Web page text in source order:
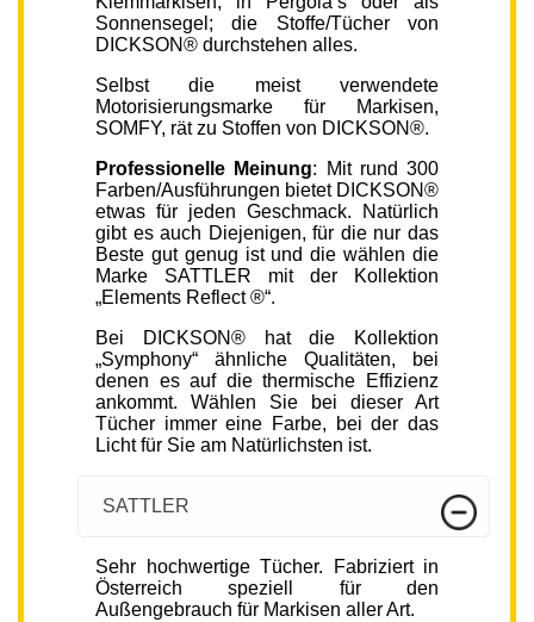
Sonnensegel; die Stoffe/Tücher von
DICKSON® durchstehen alles.
Selbst die meist verwendete
Motorisierungsmarke für Markisen,
SOMFY, rät zu Stoffen von DICKSON®.
Professionelle Meinung: Mit rund 300
Farben/Ausführungen bietet DICKSON®
etwas für jeden Geschmack. Natürlich
gibt es auch Diejenigen, für die nur das
Beste gut genug ist und die wählen die
Marke SATTLER mit der Kollektion
„Elements Reflect ®“.
Bei DICKSON® hat die Kollektion
„Symphony“ ähnliche Qualitäten, bei
denen es auf die thermische Effizienz
ankommt. Wählen Sie bei dieser Art
Tücher immer eine Farbe, bei der das
Licht für Sie am Natürlichsten ist.
SATTLER
Sehr hochwertige Tücher. Fabriziert in
Österreich speziell für den
Außengebrauch für Markisen aller Art.